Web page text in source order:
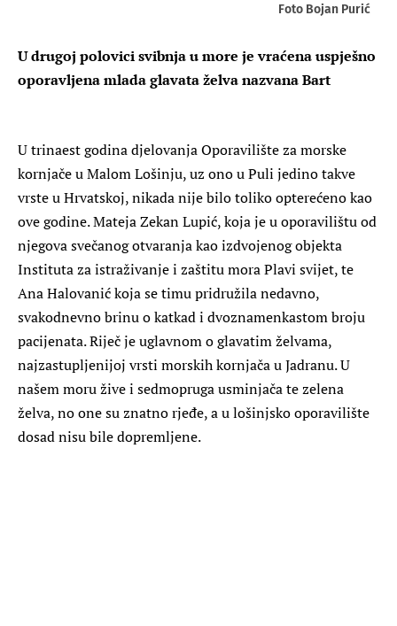
Foto Bojan Purić
U drugoj polovici svibnja u more je vraćena uspješno
oporavljena mlada glavata želva nazvana Bart
U trinaest godina djelovanja Oporavilište za morske
kornjače u Malom Lošinju, uz ono u Puli jedino takve
vrste u Hrvatskoj, nikada nije bilo toliko opterećeno kao
ove godine. Mateja Zekan Lupić, koja je u oporavilištu od
njegova svečanog otvaranja kao izdvojenog objekta
Instituta za istraživanje i zaštitu mora Plavi svijet, te
Ana Halovanić koja se timu pridružila nedavno,
svakodnevno brinu o katkad i dvoznamenkastom broju
pacijenata. Riječ je uglavnom o glavatim želvama,
najzastupljenijoj vrsti morskih kornjača u Jadranu. U
našem moru žive i sedmopruga usminjača te zelena
želva, no one su znatno rjeđe, a u lošinjsko oporavilište
dosad nisu bile dopremljene.